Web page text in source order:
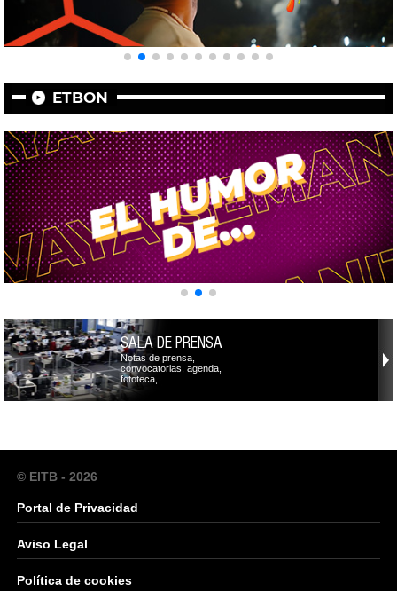
ETBON
SALA DE PRENSA
Notas de prensa,
convocatorias, agenda,
fototeca,…
© EITB - 2026
Portal de Privacidad
Aviso Legal
Política de cookies